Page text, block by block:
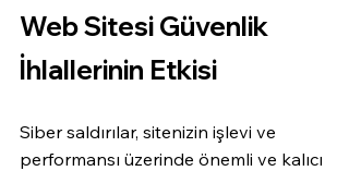
Web Sitesi Güvenlik
İhlallerinin Etkisi
Siber saldırılar, sitenizin işlevi ve
performansı üzerinde önemli ve kalıcı